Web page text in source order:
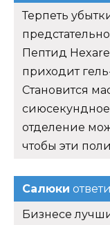
Терпеть
Пептид
приходит
Становится
сиюсекундное
отделение
чтобы эти
Салюки
Бизнесе